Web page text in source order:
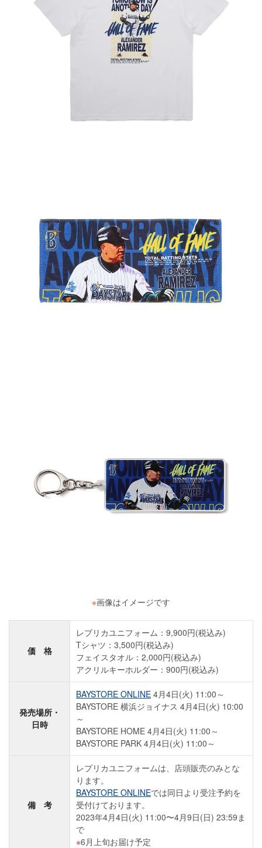
※画像はイメージです
価 格
レプリカユニフォーム：9,900円(税込み)
Tシャツ：3,500円(税込み)
フェイスタオル：2,000円(税込み)
アクリルキーホルダー：900円(税込み)
発売場所・
日時
BAYSTORE ONLINE 4月4日(火) 11:00～
BAYSTORE 横浜ジョイナス 4月4日(火) 10:00
～
BAYSTORE HOME 4月4日(火) 11:00～
BAYSTORE PARK 4月4日(火) 11:00～
備 考
レプリカユニフォームは、店頭販売のみとな
ります。
BAYSTORE ONLINEでは同日より受注予約を
受付けております。
2023年4月4日(火) 11:00〜4月9日(日) 23:59ま
で
6月上旬お届け予定